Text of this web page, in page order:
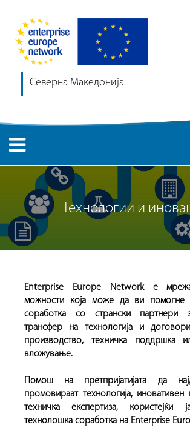
Северна Македонија
Технологии и
Enterprise Europe Network е
можности која може да ви помогне
соработка со странски партнери
трансфер на технологија и
производство, техничка поддршка
вложување.
Помош на претпријатијата да
промовираат технологија,
техничка експертиза, користејќи
технолошка соработка на Enterprise